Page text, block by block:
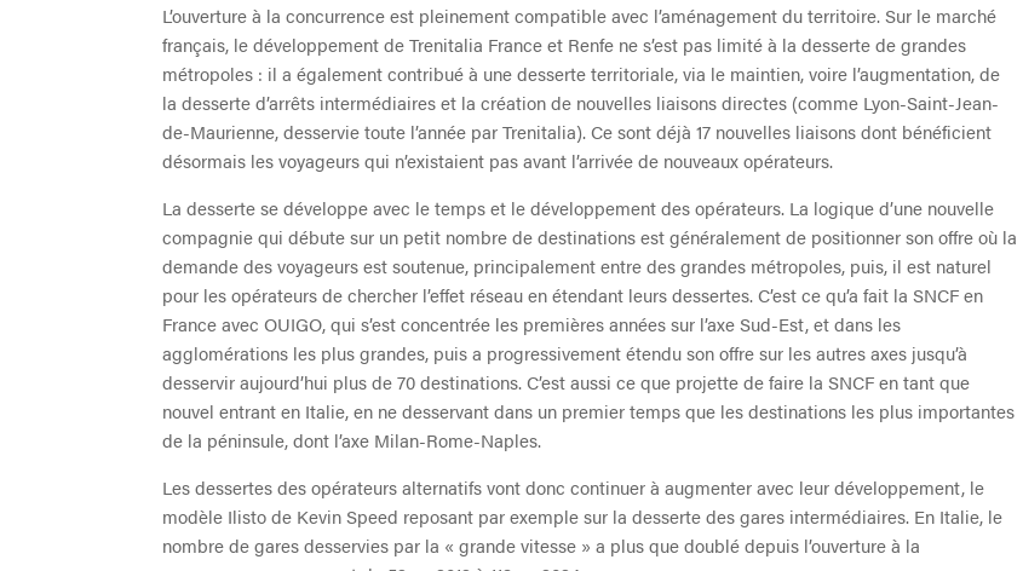
L’ouverture à la concurrence est pleinement compatible avec l’aménagement du territoire. Sur le marché
français, le développement de Trenitalia France et Renfe ne s’est pas limité à la desserte de grandes
métropoles : il a également contribué à une desserte territoriale, via le maintien, voire l’augmentation, de
la desserte d’arrêts intermédiaires et la création de nouvelles liaisons directes (comme Lyon-Saint-Jean-
de-Maurienne, desservie toute l’année par Trenitalia). Ce sont déjà 17 nouvelles liaisons dont bénéficient
désormais les voyageurs qui n’existaient pas avant l’arrivée de nouveaux opérateurs.
La desserte se développe avec le temps et le développement des opérateurs. La logique d’une nouvelle
compagnie qui débute sur un petit nombre de destinations est généralement de positionner son offre où la
demande des voyageurs est soutenue, principalement entre des grandes métropoles, puis, il est naturel
pour les opérateurs de chercher l’effet réseau en étendant leurs dessertes. C’est ce qu’a fait la SNCF en
France avec OUIGO, qui s’est concentrée les premières années sur l’axe Sud-Est, et dans les
agglomérations les plus grandes, puis a progressivement étendu son offre sur les autres axes jusqu’à
desservir aujourd’hui plus de 70 destinations. C’est aussi ce que projette de faire la SNCF en tant que
nouvel entrant en Italie, en ne desservant dans un premier temps que les destinations les plus importantes
de la péninsule, dont l’axe Milan-Rome-Naples.
Les dessertes des opérateurs alternatifs vont donc continuer à augmenter avec leur développement, le
modèle Ilisto de Kevin Speed reposant par exemple sur la desserte des gares intermédiaires. En Italie, le
nombre de gares desservies par la « grande vitesse » a plus que doublé depuis l’ouverture à la